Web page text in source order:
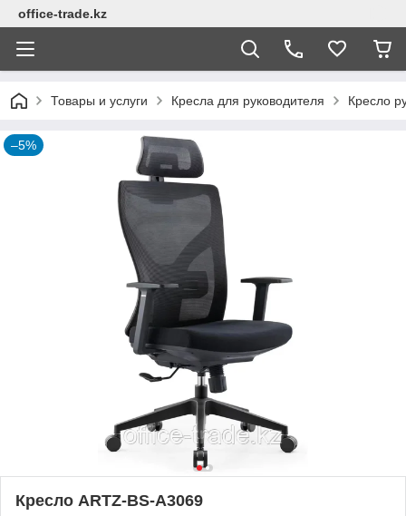
office-trade.kz
Товары и услуги Кресла для руководителя Кресло
–5%
Кресло ARTZ-BS-A3069